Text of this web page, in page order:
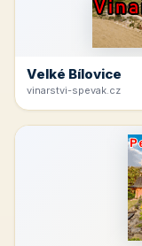
Velké Bílovice
vinarstvi-spevak.cz